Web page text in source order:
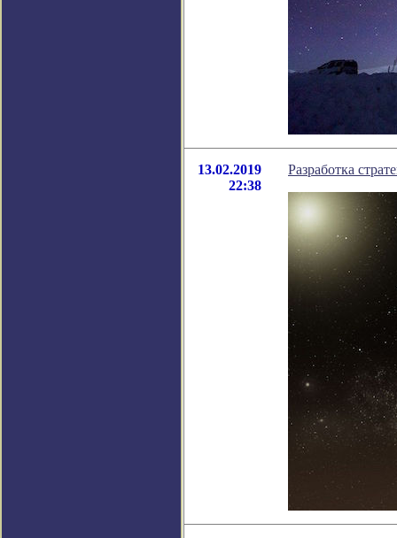
13.02.2019
22:38
Разработка